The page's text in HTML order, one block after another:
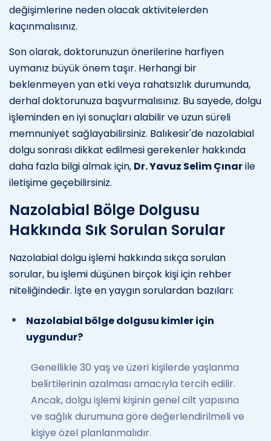
değişimlerine neden olacak aktivitelerden
kaçınmalısınız.
Son olarak, doktorunuzun önerilerine harfiyen
uymanız büyük önem taşır. Herhangi bir
beklenmeyen yan etki veya rahatsızlık durumunda,
derhal doktorunuza başvurmalısınız. Bu sayede, dolgu
işleminden en iyi sonuçları alabilir ve uzun süreli
memnuniyet sağlayabilirsiniz. Balıkesir'de nazolabial
dolgu sonrası dikkat edilmesi gerekenler hakkında
daha fazla bilgi almak için, Dr. Yavuz Selim Çınarile
iletişime geçebilirsiniz.
Nazolabial Bölge Dolgusu
Hakkında Sık Sorulan Sorular
Nazolabial dolgu işlemi hakkında sıkça sorulan
sorular, bu işlemi düşünen birçok kişi için rehber
niteliğindedir. İşte en yaygın sorulardan bazıları:
Nazolabial bölge dolgusu kimler için
uygundur?
Genellikle 30 yaş ve üzeri kişilerde yaşlanma
belirtilerinin azalması amacıyla tercih edilir.
Ancak, dolgu işlemi kişinin genel cilt yapısına
ve sağlık durumuna göre değerlendirilmeli ve
kişiye özel planlanmalıdır.